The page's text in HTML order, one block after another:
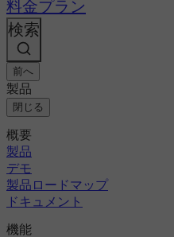
GCP
Azure
Kubernetes
エンタープライズ
中小企業
スタートアップ
ディスカッション・フォーラ
オープンソース
採用情報
パートナー
ニュースルーム
料金プラン
検索
前へ
製品
閉じる
概要
製品
デモ
製品ロードマップ
ドキュメント
機能